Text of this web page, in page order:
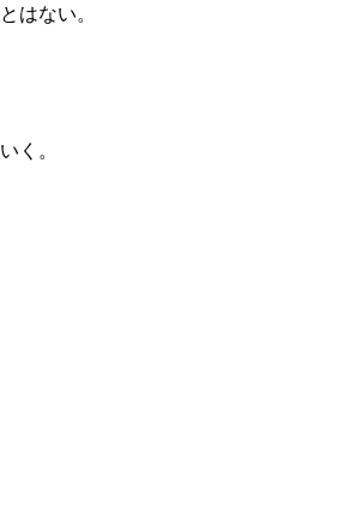
はない。
く。